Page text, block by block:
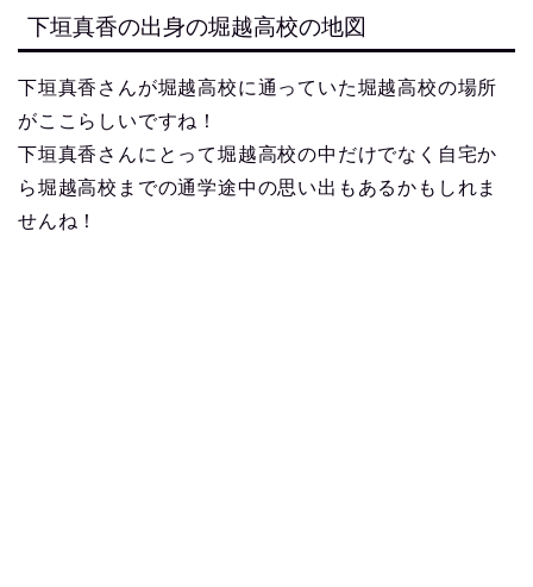
下垣真香の出身の堀越高校の地図
下垣真香さんが堀越高校に通っていた堀越高校の場所
がここらしいですね！
下垣真香さんにとって堀越高校の中だけでなく自宅か
ら堀越高校までの通学途中の思い出もあるかもしれま
せんね！